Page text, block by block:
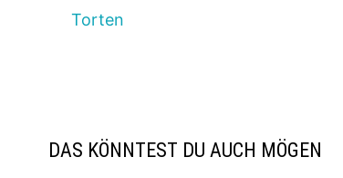
Torten
DAS KÖNNTEST DU AUCH MÖGEN